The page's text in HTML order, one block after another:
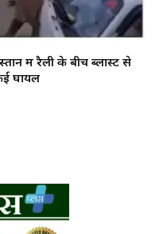
में रैली के बीच ब्लास्ट से
घायल